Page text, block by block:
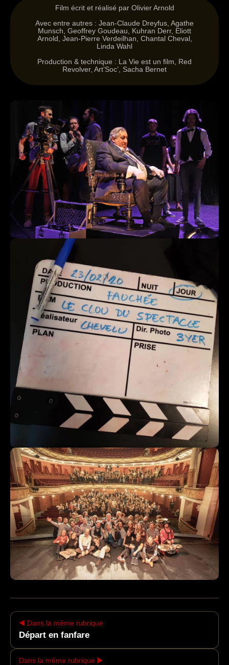
Film écrit et réalisé par Olivier Arnold
Avec entre autres : Jean-Claude Dreyfus, Agathe
Munsch, Geoffrey Goudeau, Kuhran Derr, Eliott
Arnold, Jean-Pierre Verdeilhan, Chantal Cheval,
Linda Wahl
Production & technique : La Vie est un film, Red
Revolver, Art’Soc’, Sacha Bernet
◀️ Dans la même rubrique
Départ en fanfare
Dans la même rubrique ▶️